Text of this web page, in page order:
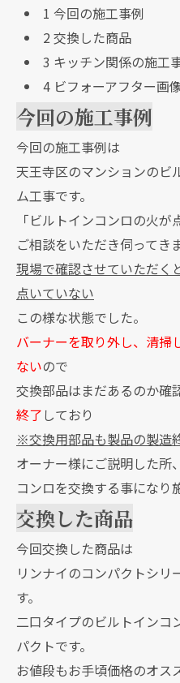
1 今回の施工事例
2交換した商品
3 キッチン関係の施工
4ビフォーアフター画
今回の施工事例
今回の施工事例は
天王寺区のマンションのビ
ム工事です。
「ビルトインコンロの火が
ご相談をいただき伺ってき
現場で確認させていただく
点いていない
この様な状態でした。
バーナーを取り外し、清掃
ないので
交換部品はまだあるのか確
終了 しており
※交換用部品も製品の製造
オーナー様にご説明した所、
コンロを交換する事になり
交換した商品
今回交換した商品は
リンナイのコンパクトシリ
す。
二口タイプのビルトインコ
パクトです。
お値段もお手頃価格のオス